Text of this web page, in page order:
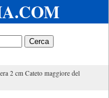
2 cm Cateto maggiore del